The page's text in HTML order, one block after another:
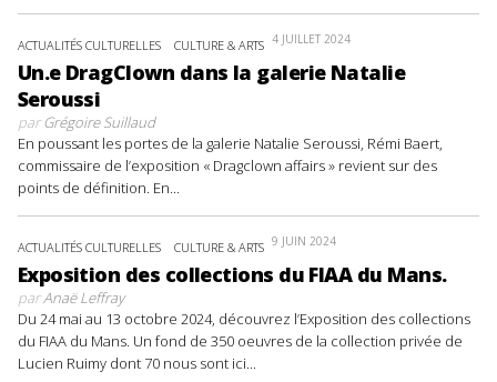
ACTUALITÉS CULTURELLES CULTURE & ARTS 4 JUILLET 2024
Un.e DragClown dans la galerie Natalie
Seroussi
parGrégoire Suillaud
En poussant les portes de la galerie Natalie Seroussi, Rémi Baert,
commissaire de l’exposition « Dragclown affairs » revient sur des
points de définition. En...
ACTUALITÉS CULTURELLES CULTURE & ARTS 9 JUIN 2024
Exposition des collections du FIAA du Mans.
parAnaë Leffray
Du 24 mai au 13 octobre 2024, découvrez l’Exposition des collections
du FIAA du Mans. Un fond de 350 oeuvres de la collection privée de
Lucien Ruimy dont 70 nous sont ici...